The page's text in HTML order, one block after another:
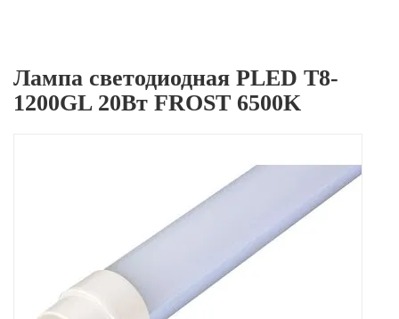
Лампа светодиодная PLED T8-
1200GL 20Вт FROST 6500K